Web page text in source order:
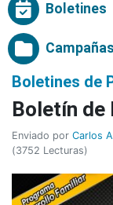
Boletines
Campañas
Boletines de
Boletín de
Enviado por Carlos
(3752 Lecturas)